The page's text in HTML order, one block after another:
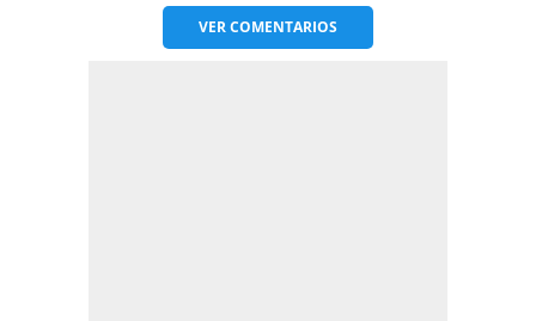
VERCOMENTARIOS